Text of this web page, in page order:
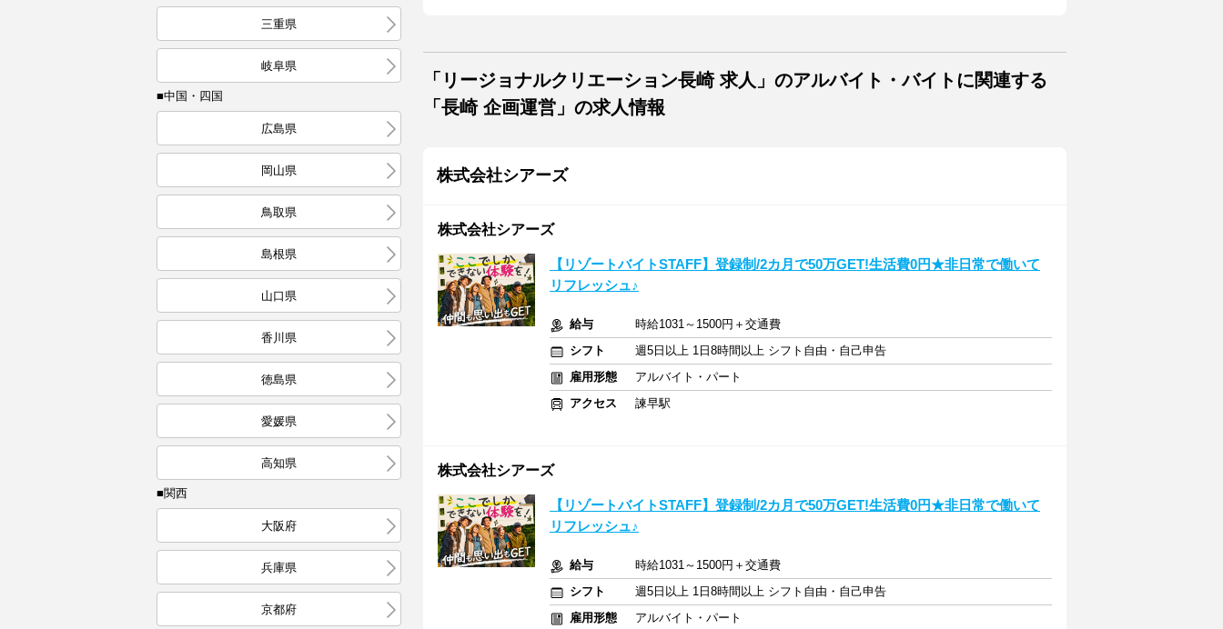
三重県
岐阜県
■中国・四国
広島県
岡山県
鳥取県
島根県
山口県
香川県
徳島県
愛媛県
高知県
■関西
大阪府
兵庫県
京都府
「リージョナルクリエーション長崎 求人」のアルバイト・バイトに関連する
「長崎 企画運営」の求人情報
株式会社シアーズ
株式会社シアーズ
【リゾートバイトSTAFF】登録制/2カ月で50万GET!生活費0円★非日常で働いて
リフレッシュ♪
給与
時給1031～1500円＋交通費
シフト
週5日以上 1日8時間以上 シフト自由・自己申告
雇用形態
アルバイト・パート
アクセス
諫早駅
株式会社シアーズ
【リゾートバイトSTAFF】登録制/2カ月で50万GET!生活費0円★非日常で働いて
リフレッシュ♪
給与
時給1031～1500円＋交通費
シフト
週5日以上 1日8時間以上 シフト自由・自己申告
雇用形態
アルバイト・パート